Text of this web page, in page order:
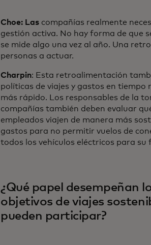
Choe: Las compañías realmente
gestión activa. No hay forma de que
se mide algo una vez al año. Una
personas a actuar.
Charpin: Esta retroalimentación
políticas de viajes y gastos en
más rápido. Los responsables de la
compañías también deben evaluar
empleados viajen de manera más
gastos para no permitir vuelos de
todos los vehículos eléctricos para
¿Qué papel desempeñan
objetivos de viajes
pueden participar?